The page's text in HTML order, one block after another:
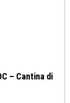
– Cantina di